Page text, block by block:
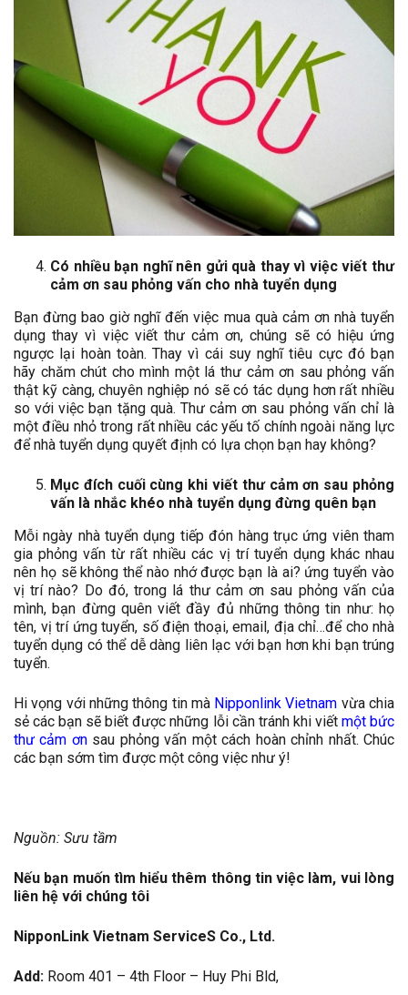
Có nhiều bạn nghĩ nên gửi quà thay vì việc viết thư
cảm ơn sau phỏng vấn cho nhà tuyển dụng
Bạn đừng bao giờ nghĩ đến việc mua quà cảm ơn nhà tuyển
dụng thay vì việc viết thư cảm ơn, chúng sẽ có hiệu ứng
ngược lại hoàn toàn. Thay vì cái suy nghĩ tiêu cực đó bạn
hãy chăm chút cho mình một lá thư cảm ơn sau phỏng vấn
thật kỹ càng, chuyên nghiệp nó sẽ có tác dụng hơn rất nhiều
so với việc bạn tặng quà. Thư cảm ơn sau phỏng vấn chỉ là
một điều nhỏ trong rất nhiều các yếu tố chính ngoài năng lực
để nhà tuyển dụng quyết định có lựa chọn bạn hay không?
Mục đích cuối cùng khi viết thư cảm ơn sau phỏng
vấn là nhắc khéo nhà tuyển dụng đừng quên bạn
Mỗi ngày nhà tuyển dụng tiếp đón hàng trục ứng viên tham
gia phỏng vấn từ rất nhiều các vị trí tuyển dụng khác nhau
nên họ sẽ không thể nào nhớ được bạn là ai? ứng tuyển vào
vị trí nào? Do đó, trong lá thư cảm ơn sau phỏng vấn của
mình, bạn đừng quên viết đầy đủ những thông tin như: họ
tên, vị trí ứng tuyển, số điện thoại, email, địa chỉ…để cho nhà
tuyển dụng có thể dễ dàng liên lạc với bạn hơn khi bạn trúng
tuyển.
Hi vọng với những thông tin mà Nipponlink Vietnam vừa chia
sẻ các bạn sẽ biết được những lỗi cần tránh khi viết một bức
thư cảm ơnsau phỏng vấn một cách hoàn chỉnh nhất. Chúc
các bạn sớm tìm được một công việc như ý!
Nguồn: Sưu tầm
Nếu bạn muốn tìm hiểu thêm thông tin việc làm, vui lòng
liên hệ với chúng tôi
NipponLink Vietnam ServiceS Co., Ltd.
Add: Room 401 – 4th Floor – Huy Phi Bld,